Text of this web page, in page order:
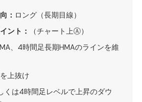
： ロング（長期目線）
ント：
（チャート上Ⓐ）
、4時間足長期HMAのラインを維
上抜け
くは4時間足レベルで上昇のダウ